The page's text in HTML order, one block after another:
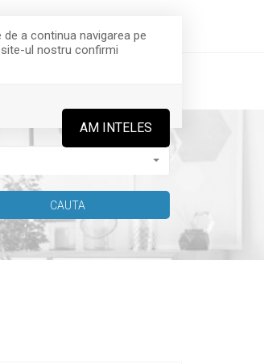
a continua navigarea pe
ul nostru confirmi
AM INTELES